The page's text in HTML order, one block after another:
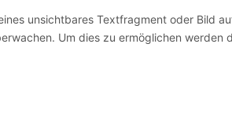
unsichtbares Textfragment oder Bild
Um dies zu ermöglichen werden